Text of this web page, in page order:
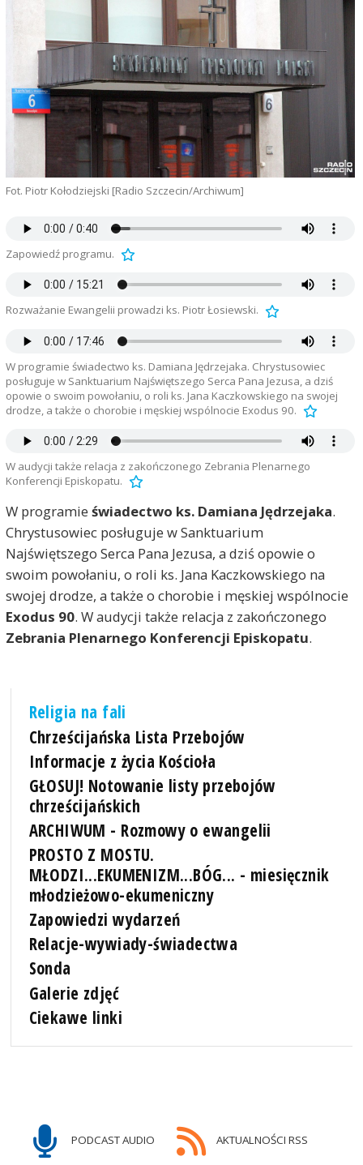
Fot. Piotr Kołodziejski [Radio Szczecin/Archiwum]
Zapowiedź programu.
Rozważanie Ewangelii prowadzi ks. Piotr Łosiewski.
W programie świadectwo ks. Damiana Jędrzejaka. Chrystusowiec
posługuje w Sanktuarium Najświętszego Serca Pana Jezusa, a dziś
opowie o swoim powołaniu, o roli ks. Jana Kaczkowskiego na swojej
drodze, a także o chorobie i męskiej wspólnocie Exodus 90.
W audycji także relacja z zakończonego Zebrania Plenarnego
Konferencji Episkopatu.
W programie świadectwo ks. Damiana Jędrzejaka.
Chrystusowiec posługuje w Sanktuarium
Najświętszego Serca Pana Jezusa, a dziś opowie o
swoim powołaniu, o roli ks. Jana Kaczkowskiego na
swojej drodze, a także o chorobie i męskiej wspólnocie
Exodus 90. W audycji także relacja z zakończonego
Zebrania Plenarnego Konferencji Episkopatu.
Religia na fali
Chrześcijańska Lista Przebojów
Informacje z życia Kościoła
GŁOSUJ! Notowanie listy przebojów
chrześcijańskich
ARCHIWUM - Rozmowy o ewangelii
PROSTO Z MOSTU.
MŁODZI...EKUMENIZM...BÓG... - miesięcznik
młodzieżowo-ekumeniczny
Zapowiedzi wydarzeń
Relacje-wywiady-świadectwa
Sonda
Galerie zdjęć
Ciekawe linki
PODCAST AUDIO AKTUALNOŚCI RSS